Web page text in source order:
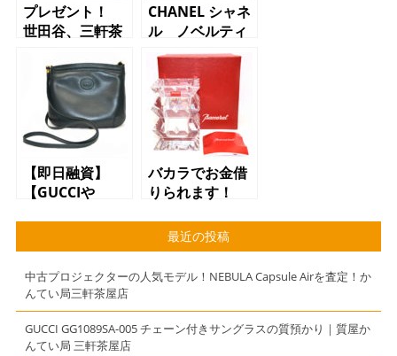
プレゼント！
世田谷、三軒茶
CHANEL シャネ
ル ノベルティ
ー
【即日融資】
【GUCCIや
CELINEなどのバ
ッグ、財布、ネ
ックレスなどで
質預かり】
【質】【かんて
い局】【三軒茶
バカラでお金借
りられます！
局 三軒茶屋店
最近の投稿
中古プロジェクターの人気モデル！NEBULA Capsule Airを査定！か
んてい局三軒茶屋店
GUCCI GG1089SA-005 チェーン付きサングラスの質預かり｜質屋か
んてい局 三軒茶屋店